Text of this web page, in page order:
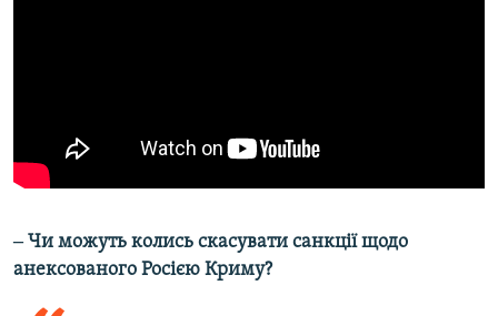
‒ Чи можуть колись скасувати санкції щодо
анексованого Росією Криму?